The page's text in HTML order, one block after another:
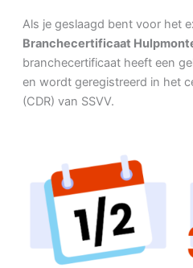
Als je geslaagd bent voor het
Branchecertificaat
branchecertificaat heeft een
en wordt geregistreerd in het
(CDR) van SSVV.